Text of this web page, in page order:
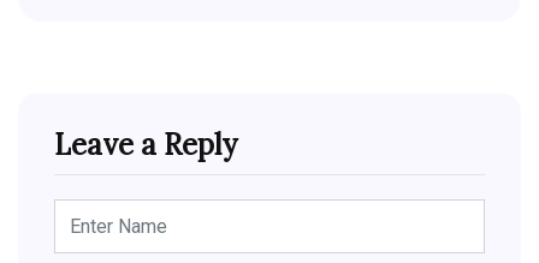
Leave a Reply